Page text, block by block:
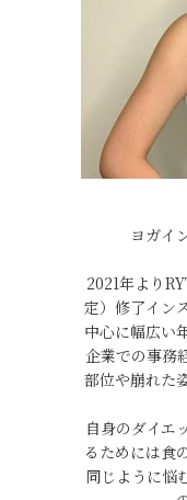
ヨガイ
2021年より
定）修了イン
中心に幅広い
企業での事務
部位や崩れた
自身のダイエ
るためには食
同じように悩